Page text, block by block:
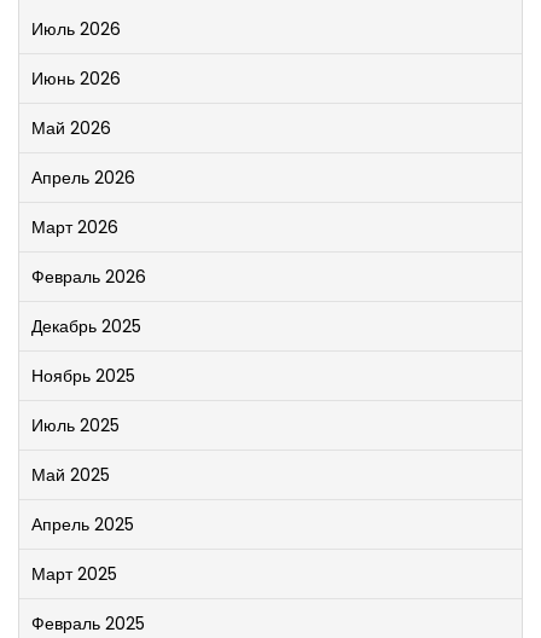
Июль 2026
Июнь 2026
Май 2026
Апрель 2026
Март 2026
Февраль 2026
Декабрь 2025
Ноябрь 2025
Июль 2025
Май 2025
Апрель 2025
Март 2025
Февраль 2025